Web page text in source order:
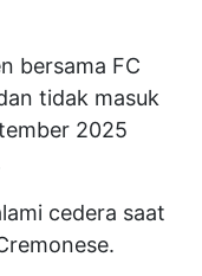
bersama FC
tidak masuk
2025
cedera saat